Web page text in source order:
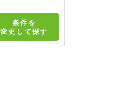
条件を
変更して探す